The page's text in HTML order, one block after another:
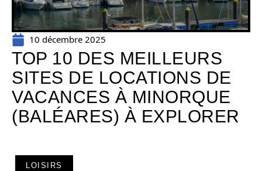
10 décembre 2025
TOP 10 DES MEILLEURS
SITES DE LOCATIONS DE
VACANCES À MINORQUE
(BALÉARES) À EXPLORER
LOISIRS